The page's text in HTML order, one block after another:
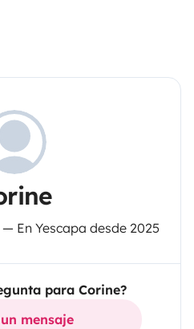
En Yescapa desde 2025
para Corine?
mensaje